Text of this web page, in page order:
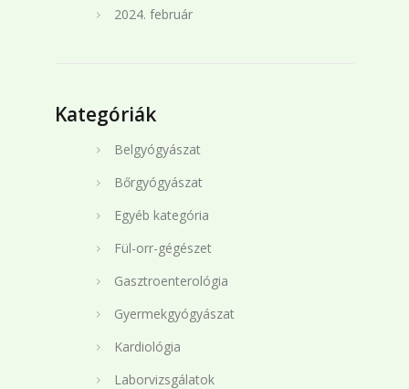
2024. február
Kategóriák
Belgyógyászat
Bőrgyógyászat
Egyéb kategória
Fül-orr-gégészet
Gasztroenterológia
Gyermekgyógyászat
Kardiológia
Laborvizsgálatok